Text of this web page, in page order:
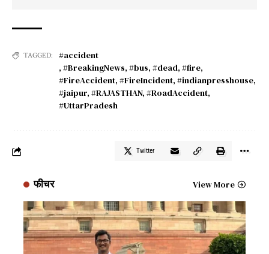
TAGGED:
#accident
, #BreakingNews, #bus, #dead, #fire,
#FireAccident, #FireIncident, #indianpresshouse,
#jaipur, #RAJASTHAN, #RoadAccident,
#UttarPradesh
Twitter
फीचर View More